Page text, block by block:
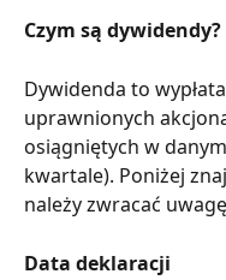
Czym są dywidendy?
Dywidenda to
uprawnionych
osiągniętych w
kwartale). Poniżej
należy zwracać
Data deklaracji